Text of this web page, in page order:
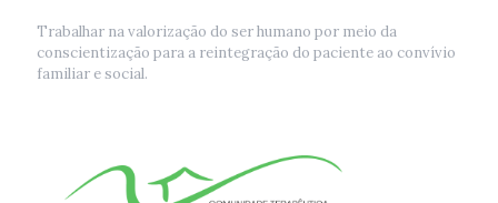
Trabalhar na valorização do ser humano por meio da
conscientização para a reintegração do paciente ao convívio
familiar e social.